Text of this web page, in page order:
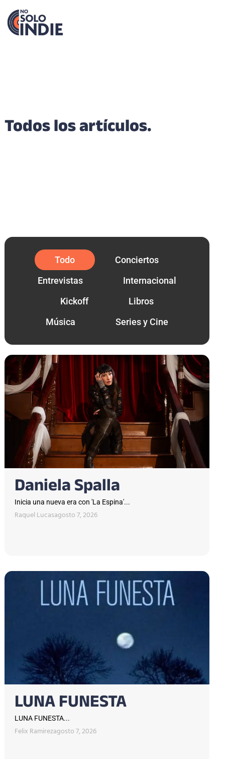
Todos los artículos.
Conciertos
Entrevistas
Internacional
Kickoff
Libros
Música
Series y Cine
Todo
Daniela Spalla
Inicia una nueva era con 'La Espina'...
Raquel Lucasagosto 7, 2026
LUNA FUNESTA
LUNA FUNESTA...
Felix Ramirezagosto 7, 2026